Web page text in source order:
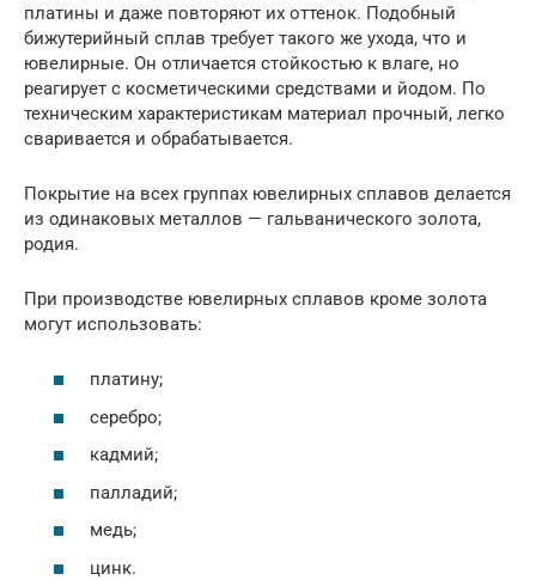
платины и даже повторяют их оттенок. Подобный
бижутерийный сплав требует такого же ухода, что и
ювелирные. Он отличается стойкостью к влаге, но
реагирует с косметическими средствами и йодом. По
техническим характеристикам материал прочный, легко
сваривается и обрабатывается.
Покрытие на всех группах ювелирных сплавов делается
из одинаковых металлов — гальванического золота,
родия.
При производстве ювелирных сплавов кроме золота
могут использовать:
платину;
серебро;
кадмий;
палладий;
медь;
цинк.